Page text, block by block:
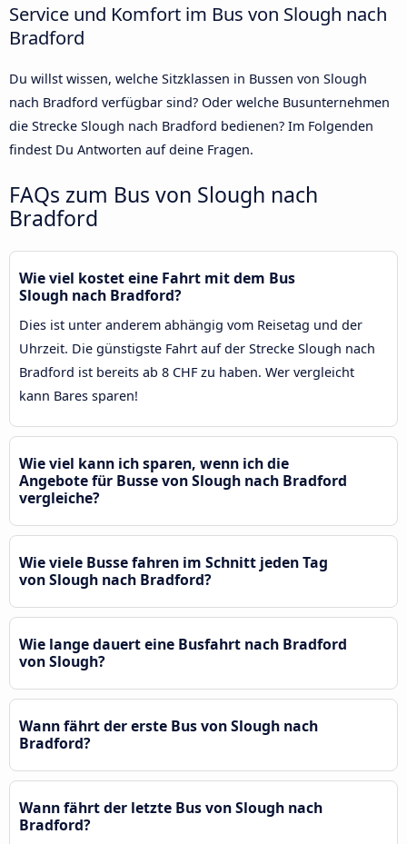
Service und Komfort im Bus von Slough nach
Bradford
Du willst wissen, welche Sitzklassen in Bussen von Slough
nach Bradford verfügbar sind? Oder welche Busunternehmen
die Strecke Slough nach Bradford bedienen? Im Folgenden
findest Du Antworten auf deine Fragen.
FAQs zum Bus von Slough nach
Bradford
Wie viel kostet eine Fahrt mit dem Bus
Slough nach Bradford?
Dies ist unter anderem abhängig vom Reisetag und der
Uhrzeit. Die günstigste Fahrt auf der Strecke Slough nach
Bradford ist bereits ab 8 CHF zu haben. Wer vergleicht
kann Bares sparen!
Wie viel kann ich sparen, wenn ich die
Angebote für Busse von Slough nach Bradford
vergleiche?
Wie viele Busse fahren im Schnitt jeden Tag
von Slough nach Bradford?
Wie lange dauert eine Busfahrt nach Bradford
von Slough?
Wann fährt der erste Bus von Slough nach
Bradford?
Wann fährt der letzte Bus von Slough nach
Bradford?